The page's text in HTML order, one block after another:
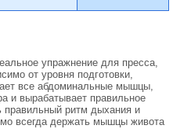
упражнение для пресса,
от уровня подготовки,
все абдоминальные мышцы,
и вырабатывает правильное
ритм дыхания и
всегда держать мышцы живота